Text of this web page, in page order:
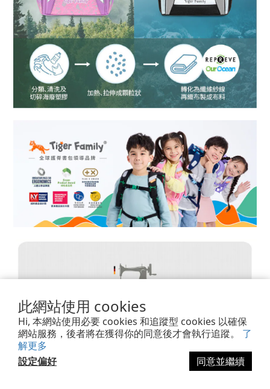
此網站使用 cookies
Hi, 本網站使用必要 cookies 和追蹤型 cookies 以確保
網站服務，後者將在獲得你的同意後才會執行追蹤。 了
解更多
設定偏好
同意並繼續
立即購買